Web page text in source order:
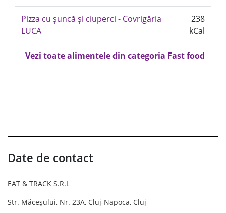
Pizza cu șuncă și ciuperci - Covrigăria
LUCA
238
kCal
Vezi toate alimentele din categoria Fast food
Date de contact
EAT & TRACK S.R.L
Str. Măceșului, Nr. 23A, Cluj-Napoca, Cluj